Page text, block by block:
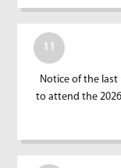
11
Notice of the
to attend the